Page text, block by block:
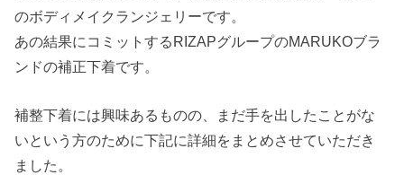
のボディメイクランジェリーです。
あの結果にコミットするRIZAPグループのMARUKOブラ
ンドの補正下着です。
補整下着には興味あるものの、まだ手を出したことがな
いという方のために下記に詳細をまとめさせていただき
ました。